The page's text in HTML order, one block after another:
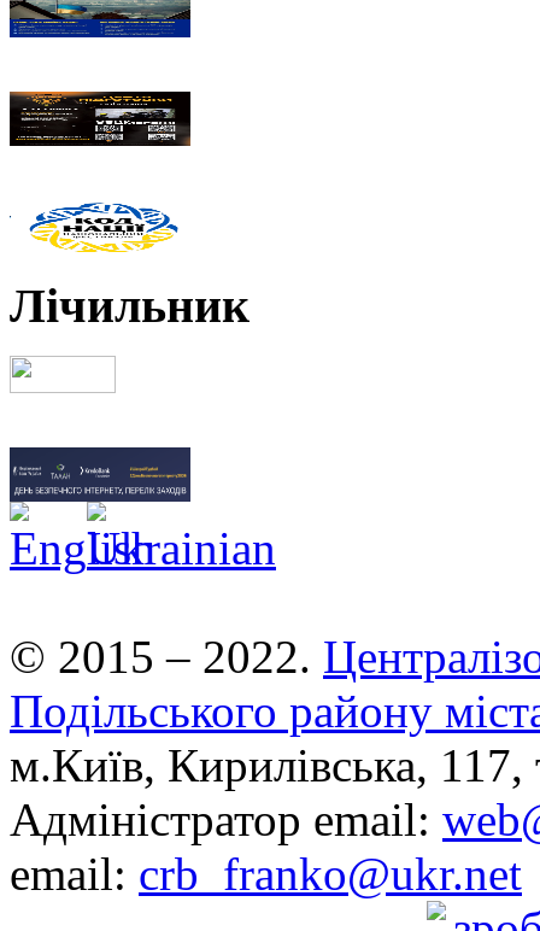
Лічильник
© 2015 – 2022.
Подільського району
м.Київ, Кирилівська,
Адміністратор email:
email: crb_franko@ukr.net